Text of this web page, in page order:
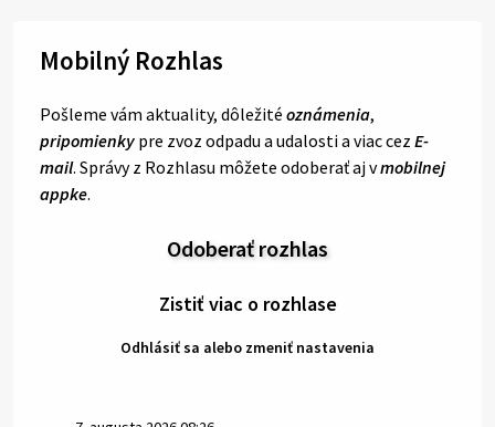
Mobilný Rozhlas
Pošleme vám aktuality, dôležité oznámenia,
pripomienky pre zvoz odpadu a udalosti a viac cez E-
mail. Správy z Rozhlasu môžete odoberať aj vmobilnej
appke.
Odoberať rozhlas
Zistiť viac o rozhlase
Odhlásiť sa alebo zmeniť nastavenia